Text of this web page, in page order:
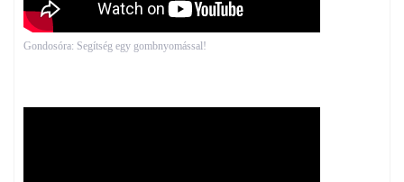
Gondosóra: Segítség egy gombnyomással!